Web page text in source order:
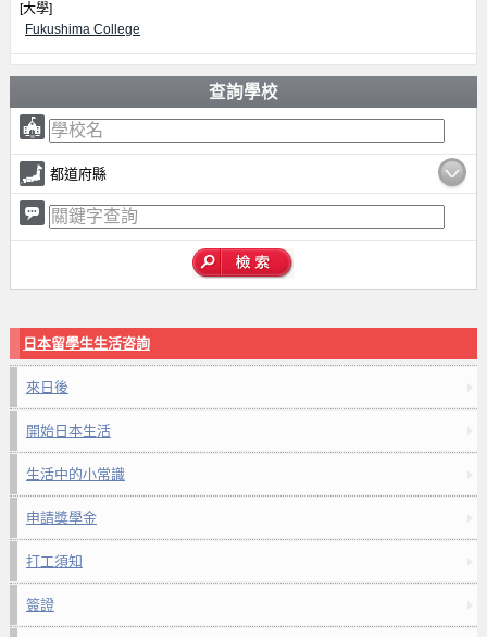
[大學]
Fukushima College
查詢學校
都道府縣
日本留學生生活咨詢
來日後
開始日本生活
生活中的小常識
申請獎學金
打工須知
簽證